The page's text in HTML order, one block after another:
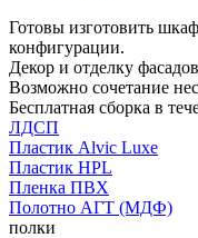
Готовы изготовить
конфигурации.
Декор и отделку
Возможно сочетание
Бесплатная сборка в
ЛДСП
Пластик Alvic Luxe
Пластик HPL
Пленка ПВХ
Полотно АГТ (МДФ)
полки